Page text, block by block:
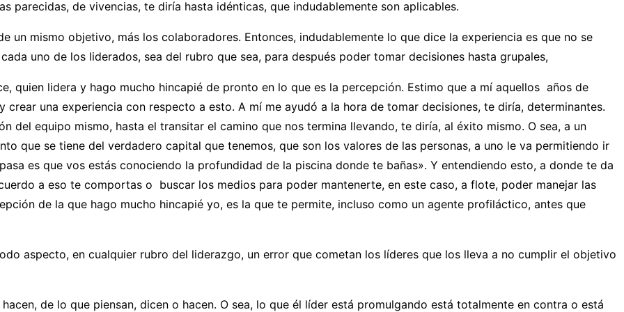
parecidas, de vivencias, te diría hasta idénticas, que indudablemente son aplicables.
un mismo objetivo, más los colaboradores. Entonces, indudablemente lo que dice la experiencia es que no se
uno de los liderados, sea del rubro que sea, para después poder tomar decisiones hasta grupales,
quien lidera y hago mucho hincapié de pronto en lo que es la percepción. Estimo que a mí aquellos años de
una experiencia con respecto a esto. A mí me ayudó a la hora de tomar decisiones, te diría, determinantes.
del equipo mismo, hasta el transitar el camino que nos termina llevando, te diría, al éxito mismo. O sea, a un
que se tiene del verdadero capital que tenemos, que son los valores de las personas, a uno le va permitiendo ir
es que vos estás conociendo la profundidad de la piscina donde te bañas». Y entendiendo esto, a donde te da
a eso te comportas o buscar los medios para poder mantenerte, en este caso, a flote, poder manejar las
de la que hago mucho hincapié yo, es la que te permite, incluso como un agente profiláctico, antes que
aspecto, en cualquier rubro del liderazgo, un error que cometan los líderes que los lleva a no cumplir el objetivo
de lo que piensan, dicen o hacen. O sea, lo que él líder está promulgando está totalmente en contra o está